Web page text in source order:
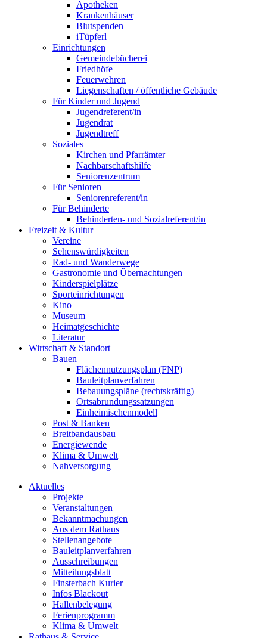
Apotheken
Krankenhäuser
Blutspenden
iTüpferl
Einrichtungen
Gemeindebücherei
Friedhöfe
Feuerwehren
Liegenschaften / öffentliche Gebäude
Für Kinder und Jugend
Jugendreferent/in
Jugendrat
Jugendtreff
Soziales
Kirchen und Pfarrämter
Nachbarschaftshilfe
Seniorenzentrum
Für Senioren
Seniorenreferent/in
Für Behinderte
Behinderten- und Sozialreferent/in
Freizeit & Kultur
Vereine
Sehenswürdigkeiten
Rad- und Wanderwege
Gastronomie und Übernachtungen
Kinderspielplätze
Sporteinrichtungen
Kino
Museum
Heimatgeschichte
Literatur
Wirtschaft & Standort
Bauen
Flächennutzungsplan (FNP)
Bauleitplanverfahren
Bebauungspläne (rechtskräftig)
Ortsabrundungssatzungen
Einheimischenmodell
Post & Banken
Breitbandausbau
Energiewende
Klima & Umwelt
Nahversorgung
Aktuelles
Projekte
Veranstaltungen
Bekanntmachungen
Aus dem Rathaus
Stellenangebote
Bauleitplanverfahren
Ausschreibungen
Mitteilungsblatt
Finsterbach Kurier
Infos Blackout
Hallenbelegung
Ferienprogramm
Klima & Umwelt